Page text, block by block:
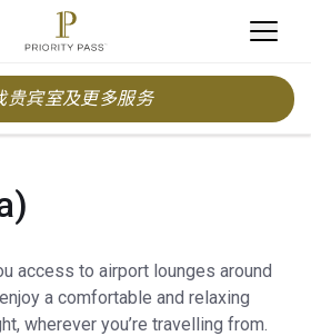
贵宾室及更多服务
access to airport lounges around
a comfortable and relaxing
wherever you’re travelling from.